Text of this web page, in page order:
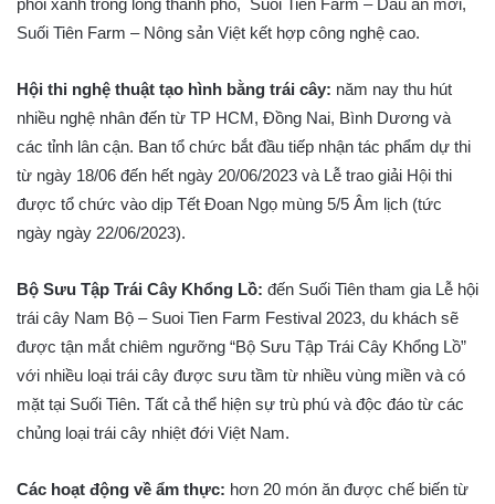
Suối Tiên Farm – Nông sản Việt kết hợp công nghệ cao.
Hội thi nghệ thuật tạo hình bằng trái cây: năm nay thu hút
nhiều nghệ nhân đến từ TP HCM, Đồng Nai, Bình Dương và
các tỉnh lân cận. Ban tổ chức bắt đầu tiếp nhận tác phẩm dự thi
từ ngày 18/06 đến hết ngày 20/06/2023 và Lễ trao giải Hội thi
được tổ chức vào dịp Tết Đoan Ngọ mùng 5/5 Âm lịch (tức
ngày ngày 22/06/2023).
Bộ Sưu Tập Trái Cây Khổng Lồ: đến Suối Tiên tham gia Lễ hội
trái cây Nam Bộ – Suoi Tien Farm Festival 2023, du khách sẽ
được tận mắt chiêm ngưỡng “Bộ Sưu Tập Trái Cây Khổng Lồ”
với nhiều loại trái cây được sưu tầm từ nhiều vùng miền và có
mặt tại Suối Tiên. Tất cả thể hiện sự trù phú và độc đáo từ các
chủng loại trái cây nhiệt đới Việt Nam.
Các hoạt động về ẩm thực: hơn 20 món ăn được chế biến từ